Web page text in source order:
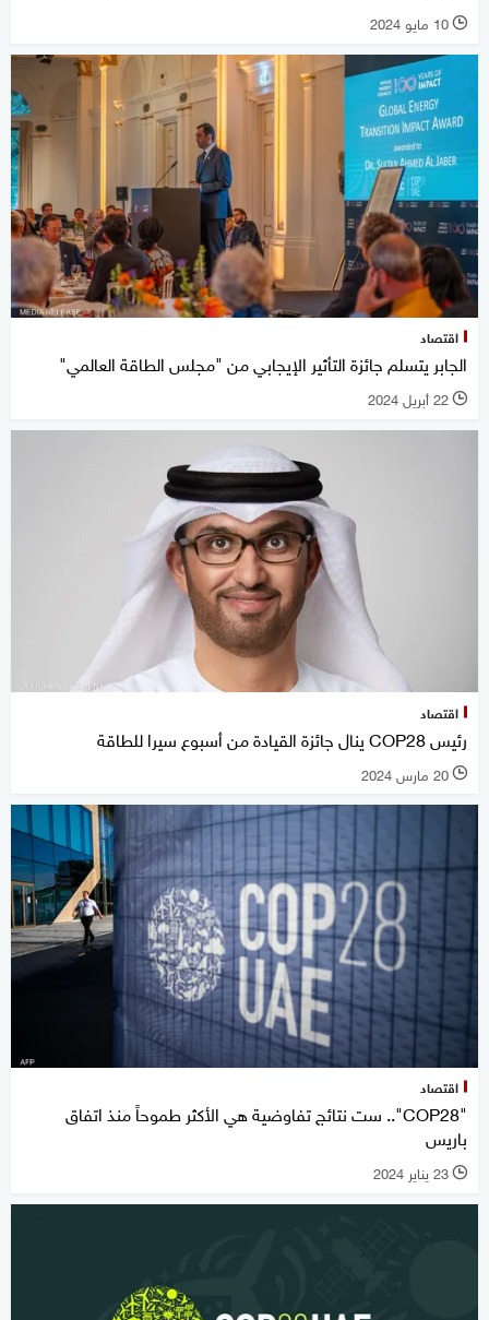
l 10 مايو 2024
اقتصاد
الجابر يتسلم جائزة التأثير الإيجابي من "مجلس الطاقة العالمي"
l 22 أبريل 2024
اقتصاد
رئيس COP28 ينال جائزة القيادة من أسبوع سيرا للطاقة
l 20 مارس 2024
اقتصاد
"COP28".. ست نتائج تفاوضية هي الأكثر طموحاً منذ اتفاق
باريس
l 23 يناير 2024